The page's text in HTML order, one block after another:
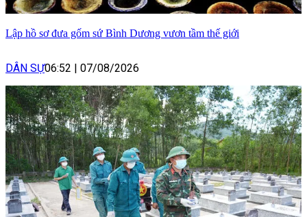
Lập hồ sơ đưa gốm sứ Bình Dương vươn tầm thế giới
DÂN SỰ06:52 07/08/2026